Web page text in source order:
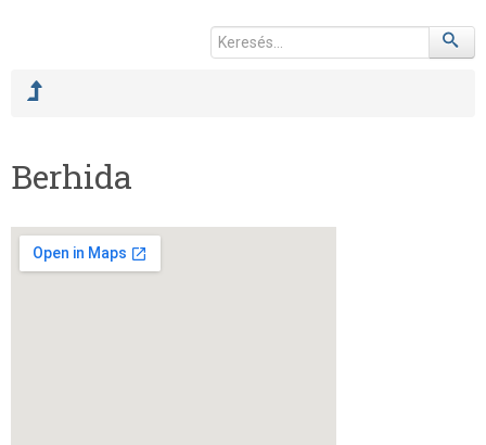
Berhida